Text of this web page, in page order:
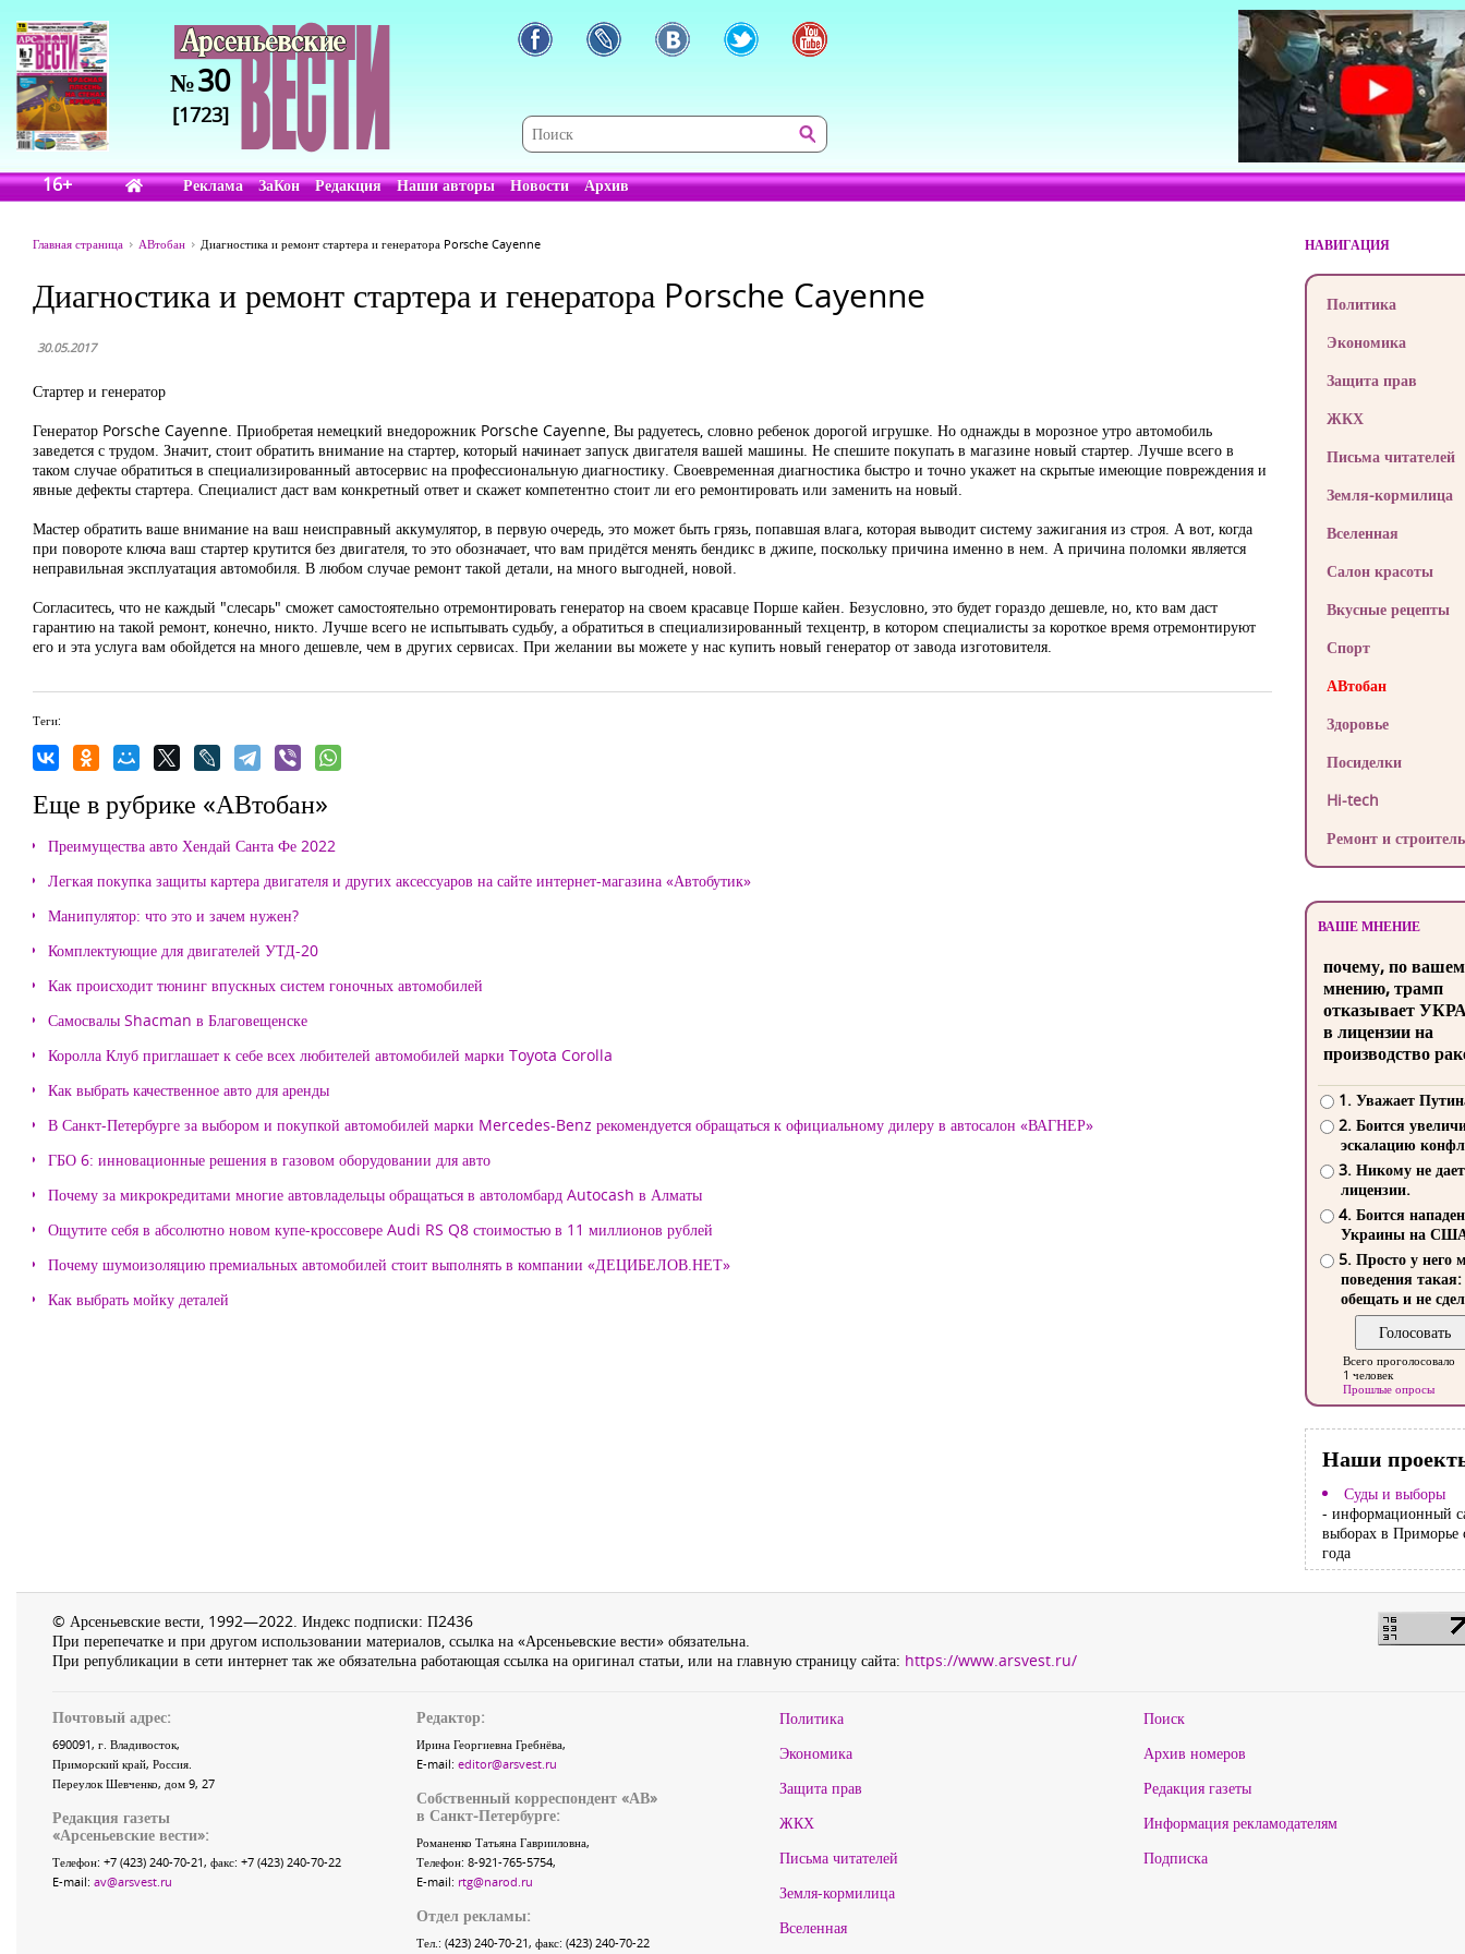
№30
[1723]
16+ Реклама ЗаКон Редакция Наши авторы Новости Архив
Главная страница АВтобан Диагностика и ремонт стартера и генератора Porsche Cayenne
Диагностика и ремонт стартера и генератора Porsche Cayenne
30.05.2017
Стартер и генератор
Генератор Porsche Cayenne. Приобретая немецкий внедорожник Porsche Cayenne, Вы радуетесь, словно ребенок дорогой игрушке. Но однажды в морозное утро автомобиль
заведется с трудом. Значит, стоит обратить внимание на стартер, который начинает запуск двигателя вашей машины. Не спешите покупать в магазине новый стартер. Лучше всего в
таком случае обратиться в специализированный автосервис на профессиональную диагностику. Своевременная диагностика быстро и точно укажет на скрытые имеющие повреждения и
явные дефекты стартера. Специалист даст вам конкретный ответ и скажет компетентно стоит ли его ремонтировать или заменить на новый.
Мастер обратить ваше внимание на ваш неисправный аккумулятор, в первую очередь, это может быть грязь, попавшая влага, которая выводит систему зажигания из строя. А вот, когда
при повороте ключа ваш стартер крутится без двигателя, то это обозначает, что вам придётся менять бендикс в джипе, поскольку причина именно в нем. А причина поломки является
неправильная эксплуатация автомобиля. В любом случае ремонт такой детали, на много выгодней, новой.
Согласитесь, что не каждый "слесарь" сможет самостоятельно отремонтировать генератор на своем красавце Порше кайен. Безусловно, это будет гораздо дешевле, но, кто вам даст
гарантию на такой ремонт, конечно, никто. Лучше всего не испытывать судьбу, а обратиться в специализированный техцентр, в котором специалисты за короткое время отремонтируют
его и эта услуга вам обойдется на много дешевле, чем в других сервисах. При желании вы можете у нас купить новый генератор от завода изготовителя.
Теги:
Еще в рубрике «АВтобан»
Преимущества авто Хендай Санта Фе 2022
Легкая покупка защиты картера двигателя и других аксессуаров на сайте интернет-магазина «Автобутик»
Манипулятор: что это и зачем нужен?
Комплектующие для двигателей УТД-20
Как происходит тюнинг впускных систем гоночных автомобилей
Самосвалы Shacman в Благовещенске
Королла Клуб приглашает к себе всех любителей автомобилей марки Toyota Corolla
Как выбрать качественное авто для аренды
В Санкт-Петербурге за выбором и покупкой автомобилей марки Mercedes-Benz рекомендуется обращаться к официальному дилеру в автосалон «ВАГНЕР»
ГБО 6: инновационные решения в газовом оборудовании для авто
Почему за микрокредитами многие автовладельцы обращаться в автоломбард Autocash в Алматы
Ощутите себя в абсолютно новом купе-кроссовере Audi RS Q8 стоимостью в 11 миллионов рублей
Почему шумоизоляцию премиальных автомобилей стоит выполнять в компании «ДЕЦИБЕЛОВ.НЕТ»
Как выбрать мойку деталей
НАВИГАЦИЯ
Политика
Экономика
Защита прав
ЖКХ
Письма читателей
Земля-кормилица
Вселенная
Салон красоты
Вкусные рецепты
Спорт
АВтобан
Здоровье
Посиделки
Hi-tech
Ремонт и
ВАШЕ МНЕНИЕ
почему, по
мнению, трамп
отказывает
в лицензии на
производство
1. Уважает
2. Боится
эскалацию
3. Никому не
лицензии.
4. Боится
Украины на
5. Просто у него
поведения такая:
обещать и не
Всего проголосовало
1 человек
Прошлые опросы
Наши
Суды и выборы
- информационный
выборах в Приморье
года
© Арсеньевские вести, 1992—2022. Индекс подписки: П2436
При перепечатке и при другом использовании материалов, ссылка на «Арсеньевские вести» обязательна.
При републикации в сети интернет так же обязательна работающая ссылка на оригинал статьи, или на главную страницу сайта: https://www.arsvest.ru/
Почтовый адрес:
690091, г. Владивосток,
Приморский край, Россия.
Переулок Шевченко, дом 9, 27
Редакция газеты
«Арсеньевские вести»:
Телефон: +7 (423) 240-70-21, факс: +7 (423) 240-70-22
E-mail: av@arsvest.ru
Редактор:
Ирина Георгиевна Гребнёва,
E-mail: editor@arsvest.ru
Собственный корреспондент «АВ»
в Санкт-Петербурге:
Романенко Татьяна Гаврииловна,
Телефон: 8-921-765-5754,
E-mail: rtg@narod.ru
Отдел рекламы:
Тел.: (423) 240-70-21, факс: (423) 240-70-22
Политика
Экономика
Защита прав
ЖКХ
Письма читателей
Земля-кормилица
Вселенная
Поиск
Архив номеров
Редакция газеты
Информация рекламодателям
Подписка